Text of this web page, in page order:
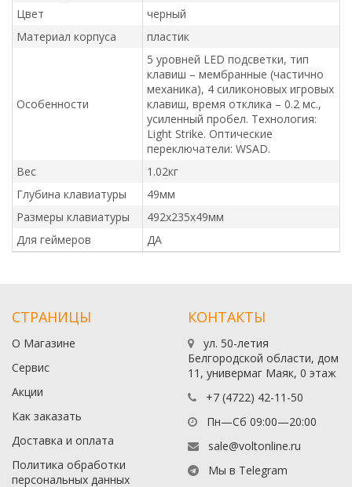
Цвет
черный
Материал корпуса
пластик
Особенности
5 уровней LED подсветки, тип
клавиш – мембранные (частично
механика), 4 силиконовых игровых
клавиш, время отклика – 0.2 мс.,
усиленный пробел. Технология:
Light Strike. Оптические
переключатели: WSAD.
Вес
1.02кг
Глубина клавиатуры
49мм
Размеры клавиатуры
492x235x49мм
Для геймеров
ДА
СТРАНИЦЫ
О Магазине
Сервис
Акции
Как заказать
Доставка и оплата
Политика обработки
персональных данных
КОНТАКТЫ
ул. 50-летия
Белгородской области, дом
11, универмаг Маяк, 0 этаж
+7 (4722) 42-11-50
Пн—Сб 09:00—20:00
sale@voltonline.ru
Мы в Telegram